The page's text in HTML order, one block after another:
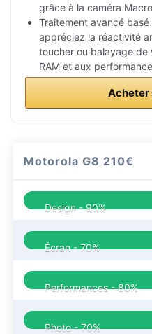
grâce à la caméra
Traitement avancé basé
appréciez la réactivité
toucher ou balayage
RAM et aux
Acheter
Motorola G8 210€
Design -90%
Écran -70%
Performances -80%
Photo -70%